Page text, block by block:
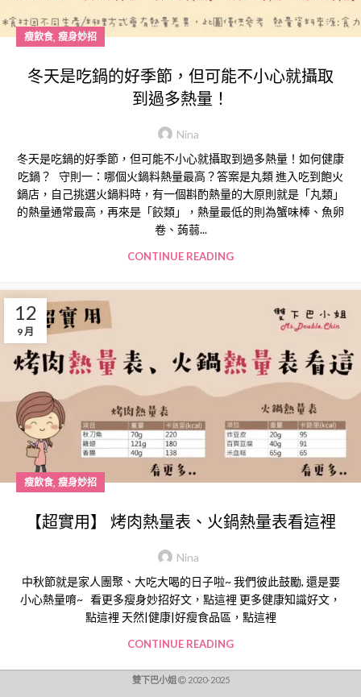
瘦飲食, 瘦身妙招
冬天是吃鍋的好季節，但可能不小心就攝取
到過多熱量！
Nina
冬天是吃鍋的好季節，但可能不小心就攝取到過多熱量！如何健康
吃鍋？ 守則一：哪個火鍋料熱量最高？答案是丸類 進入吃到飽火
鍋店，自己挑選火鍋料時，有一個斟酌熱量的大原則就是「丸類」
的熱量通常最高，再來是「餃類」，熱量最低的則為蟹味棒、魚卵
卷、蒟蒻...
CONTINUE READING
12
9 月
瘦飲食, 瘦身妙招
【超實用】 烤肉熱量表、火鍋熱量表看這裡
Nina
中秋節就是家人團聚、大吃大喝的日子啦~ 我們彼此鼓勵, 還是要
小心熱量唷~ 看更多瘦身妙招好文，點這裡 更多健康知識好文，
點這裡 天然|健康|好瘦食品區，點這裡
CONTINUE READING
雙下巴小姐 2020-2025